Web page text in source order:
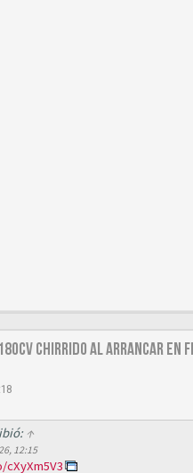
chirrido al arrancar en
↑
12:15